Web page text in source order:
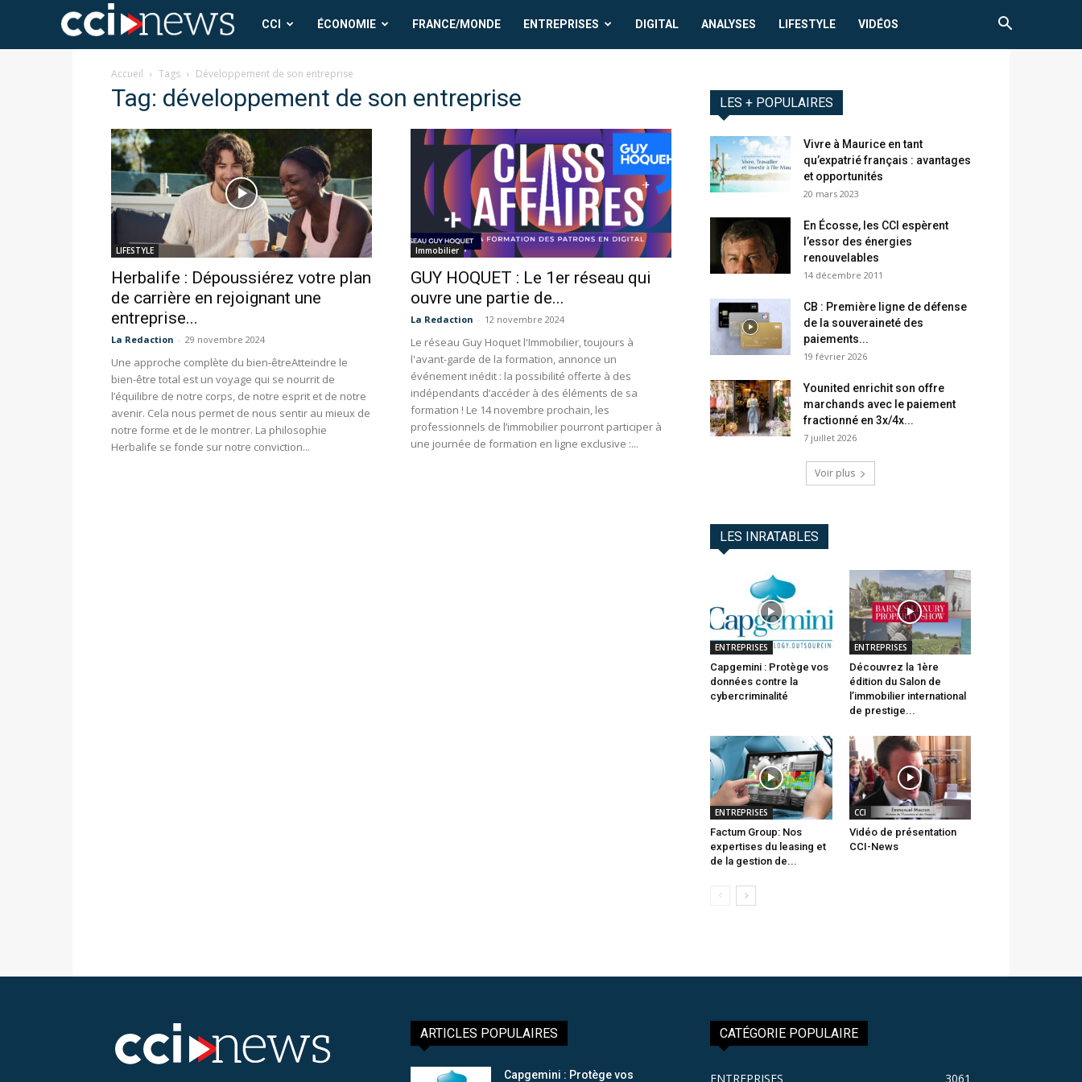
CCI
News
CCI ÉCONOMIE FRANCE/MONDE ENTREPRISES DIGITAL ANALYSES LIFESTYLE VIDÉOS
Accueil Tags Développement de son entreprise
Tag: développement de son entreprise
LIFESTYLE
Herbalife : Dépoussiérez votre plan
de carrière en rejoignant une
entreprise...
La Redaction - 29 novembre 2024
Une approche complète du bien-être ​Atteindre le
bien-être total est un voyage qui se nourrit de
l’équilibre de notre corps, de notre esprit et de notre
avenir. Cela nous permet de nous sentir au mieux de
notre forme et de le montrer. La philosophie
Herbalife se fonde sur notre conviction...
Immobilier
GUY HOQUET : Le 1er réseau qui
ouvre une partie de...
La Redaction - 12 novembre 2024
Le réseau Guy Hoquet l'Immobilier, toujours à
l'avant-garde de la formation, annonce un
événement inédit : la possibilité offerte à des
indépendants d’accéder à des éléments de sa
formation ! Le 14 novembre prochain, les
professionnels de l’immobilier pourront participer à
une journée de formation en ligne exclusive :...
LES + POPULAIRES
Vivre à Maurice en tant
qu’expatrié français : avantages
et opportunités
20 mars 2023
En Écosse, les CCI espèrent
l’essor des énergies
renouvelables
14 décembre 2011
CB : Première ligne de défense
de la souveraineté des
paiements...
19 février 2026
Younited enrichit son offre
marchands avec le paiement
fractionné en 3x/4x...
7 juillet 2026
Voir plus
LES INRATABLES
ENTREPRISES
Capgemini : Protège vos
données contre la
cybercriminalité
ENTREPRISES
Découvrez la 1ère
édition du Salon de
l’immobilier international
de prestige...
ENTREPRISES
Factum Group: Nos
expertises du leasing et
de la gestion de...
CCI
Vidéo de présentation
CCI-News
ARTICLES POPULAIRES
Capgemini : Protège vos
CATÉGORIE POPULAIRE
ENTREPRISES 3061